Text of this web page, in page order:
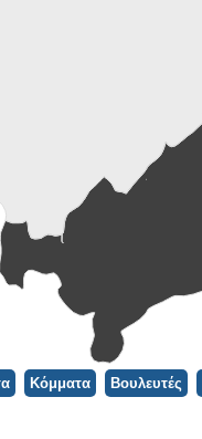
Κόμματα Βουλευτές